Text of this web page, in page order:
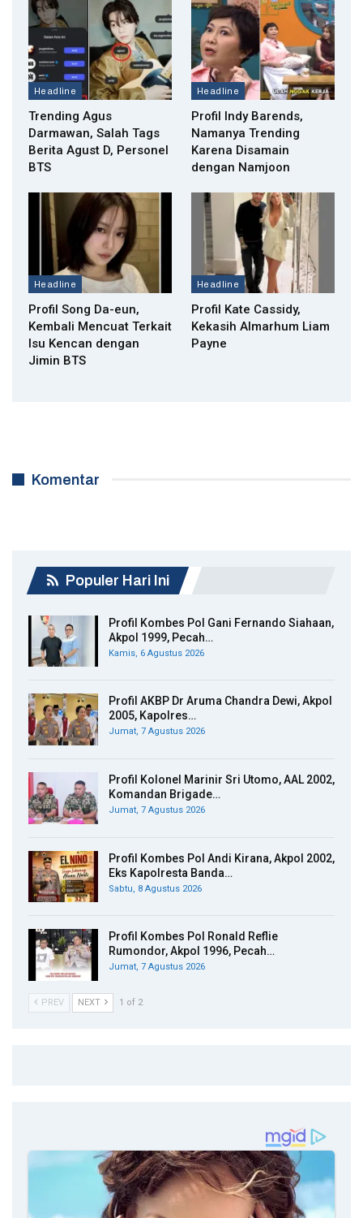
Headline
Trending Agus
Darmawan, Salah Tags
Berita Agust D, Personel
BTS
Headline
Profil Indy Barends,
Namanya Trending
Karena Disamain
dengan Namjoon
Headline
Profil Song Da-eun,
Kembali Mencuat Terkait
Isu Kencan dengan
Jimin BTS
Headline
Profil Kate Cassidy,
Kekasih Almarhum Liam
Payne
Komentar
Populer Hari Ini
Profil Kombes Pol Gani Fernando Siahaan,
Akpol 1999, Pecah…
Kamis, 6 Agustus 2026
Profil AKBP Dr Aruma Chandra Dewi, Akpol
2005, Kapolres…
Jumat, 7 Agustus 2026
Profil Kolonel Marinir Sri Utomo, AAL 2002,
Komandan Brigade…
Jumat, 7 Agustus 2026
Profil Kombes Pol Andi Kirana, Akpol 2002,
Eks Kapolresta Banda…
Sabtu, 8 Agustus 2026
Profil Kombes Pol Ronald Reflie
Rumondor, Akpol 1996, Pecah…
Jumat, 7 Agustus 2026
PREV NEXT 1 of 2